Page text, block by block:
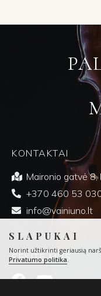
SLAPUKAI
Norint užtikrinti geriausią
Privatumo politika.
KONTAKTAI
Maironio gatvė
+370 460 53
info@vainiuno.lt
SEKITE MUS